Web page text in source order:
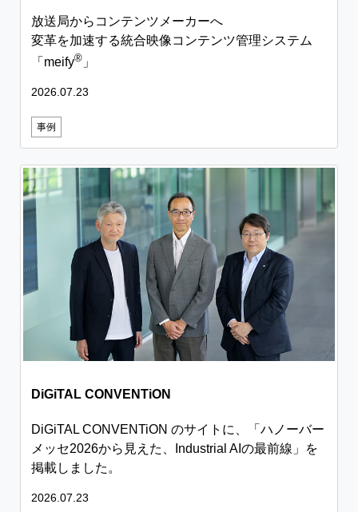
放送局からコンテンツメーカーへ
変革を加速する統合映像コンテンツ管理システム
「meify® 」
2026.07.23
事例
DiGiTAL CONVENTiON
DiGiTAL CONVENTiON のサイトに、「ハノーバー
メッセ2026から見えた、Industrial AIの最前線」を
掲載しました。
2026.07.23